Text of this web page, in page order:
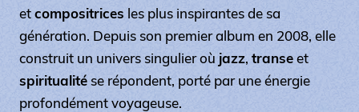
etcompositrices les plus inspirantes de sa
génération. Depuis son premier album en 2008, elle
construit un univers singulier où jazz, transeet
spiritualitése répondent, porté par une énergie
profondément voyageuse.